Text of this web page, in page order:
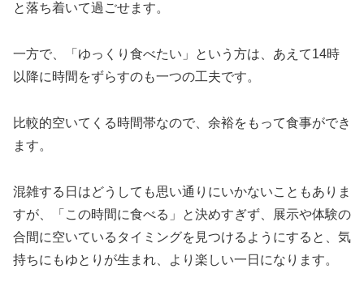
と落ち着いて過ごせます。
一方で、「ゆっくり食べたい」という方は、あえて14時
以降に時間をずらすのも一つの工夫です。
比較的空いてくる時間帯なので、余裕をもって食事ができ
ます。
混雑する日はどうしても思い通りにいかないこともありま
すが、「この時間に食べる」と決めすぎず、展示や体験の
合間に空いているタイミングを見つけるようにすると、気
持ちにもゆとりが生まれ、より楽しい一日になります。